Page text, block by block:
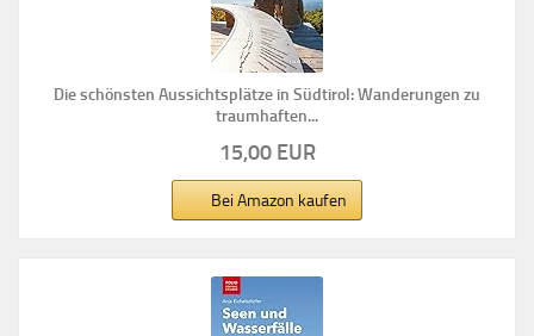
Die schönsten Aussichtsplätze in Südtirol: Wanderungen zu
traumhaften...
15,00 EUR
Bei Amazon kaufen